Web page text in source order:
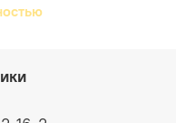
но не резким.
Через
легкая горечь,